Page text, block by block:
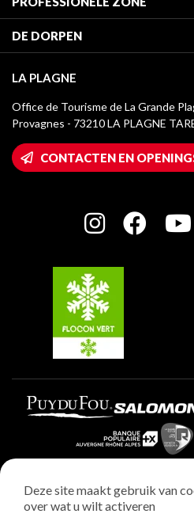
Classificatie van de gemeubileerde
Verblijfstaks
Mediatheek
La Plagne logo's
Wifi toegang
Huis van de eigenaar
Charter van toegewijde spelers
DE DORPEN
Champagny-en-Vanoise
Montchavin - Les Coches
Plagne 1800
Plagne Villages
Plagne Aime 2000
LA PLAGNE
Office de Tourisme de La Grande
Provagnes - 73210 LA PLAGNE
CONTACTEN EN
Wettelijke vermeldingen
Deze site maakt gebruik van
over wat u wilt activeren